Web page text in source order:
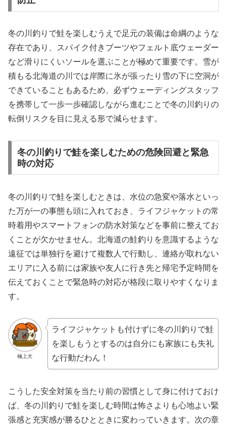
冬の川釣りで鮭を楽しむうえで足元の装備は命綱のような
存在であり、スパイク付きブーツやフェルト底ウェーダー
など滑りにくいソールを選ぶことが極めて重要です。雪が
積もる北海道の川では岸際に氷が張ったり雪の下に空洞が
できていることもあるため、必ずウェーディングスタッフ
を携帯して一歩一歩確認しながら進むことで冬の川釣りの
転倒リスクを目に見える形で減らせます。
冬の川釣りで鮭を楽しむための危険回避と緊急
時の対応
冬の川釣りで鮭を楽しむときは、水位の急変や落水といっ
た万が一の事態も頭に入れておき、ライフジャケットの常
時着用やスマートフォンの防水対策などを事前に整えてお
くことが欠かせません。北海道の鮭釣りを意識するような
遠征では単独行を避けて複数人で行動し、連絡が取れない
エリアに入る前には家族や友人に行き先と帰宅予定時間を
伝えておくことで緊急時の対応が格段に取りやすくなりま
す。
極上犬
ライフジャケットも付けずに冬の川釣りで鮭
を楽しもうとするのは自分にも家族にも失礼
な行動だわん！
こうした安全対策を当たり前の習慣として身に付けておけ
ば、冬の川釣りで鮭を楽しむ時間は怖さよりも心地よい緊
張感と充実感が勝るひとときに変わっていきます。次の章